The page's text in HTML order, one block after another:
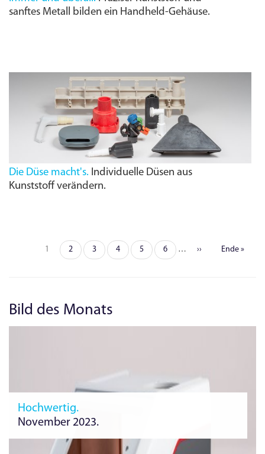
sanftes Metall bilden ein Handheld-Gehäuse.
Die Düse macht's. Individuelle Düsen aus
Kunststoff verändern.
Seitennummerierung
Seite
1 Seite
2 Seite
3 Seite
4 Seite
5 Seite
6 …
Nächste
››
Letzte
Ende »
Bild des Monats
Hochwertig.
November 2023.